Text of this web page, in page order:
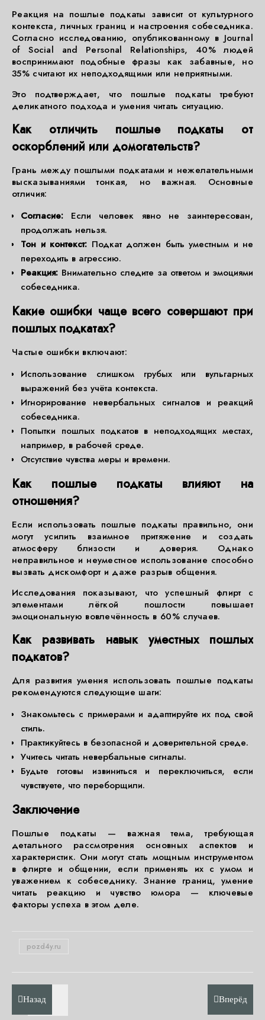
Реакция на пошлые подкаты зависит от культурного
контекста, личных границ и настроения собеседника.
Согласно исследованию, опубликованному в Journal
of Social and Personal Relationships, 40% людей
воспринимают подобные фразы как забавные, но
35% считают их неподходящими или неприятными.
Это подтверждает, что пошлые подкаты требуют
деликатного подхода и умения читать ситуацию.
Как отличить пошлые подкаты от
оскорблений или домогательств?
Грань между пошлыми подкатами и нежелательными
высказываниями тонкая, но важная. Основные
отличия:
Согласие: Если человек явно не заинтересован,
продолжать нельзя.
Тон и контекст: Подкат должен быть уместным и не
переходить в агрессию.
Реакция: Внимательно следите за ответом и эмоциями
собеседника.
Какие ошибки чаще всего совершают при
пошлых подкатах?
Частые ошибки включают:
Использование слишком грубых или вульгарных
выражений без учёта контекста.
Игнорирование невербальных сигналов и реакций
собеседника.
Попытки пошлых подкатов в неподходящих местах,
например, в рабочей среде.
Отсутствие чувства меры и времени.
Как пошлые подкаты влияют на
отношения?
Если использовать пошлые подкаты правильно, они
могут усилить взаимное притяжение и создать
атмосферу близости и доверия. Однако
неправильное и неуместное использование способно
вызвать дискомфорт и даже разрыв общения.
Исследования показывают, что успешный флирт с
элементами лёгкой пошлости повышает
эмоциональную вовлечённость в 60% случаев.
Как развивать навык уместных пошлых
подкатов?
Для развития умения использовать пошлые подкаты
рекомендуются следующие шаги:
Знакомьтесь с примерами и адаптируйте их под свой
стиль.
Практикуйтесь в безопасной и доверительной среде.
Учитесь читать невербальные сигналы.
Будьте готовы извиниться и переключиться, если
чувствуете, что переборщили.
Заключение
Пошлые подкаты — важная тема, требующая
детального рассмотрения основных аспектов и
характеристик. Они могут стать мощным инструментом
в флирте и общении, если применять их с умом и
уважением к собеседнику. Знание границ, умение
читать реакцию и чувство юмора — ключевые
факторы успеха в этом деле.
pozd4y.ru
Назад Вперёд